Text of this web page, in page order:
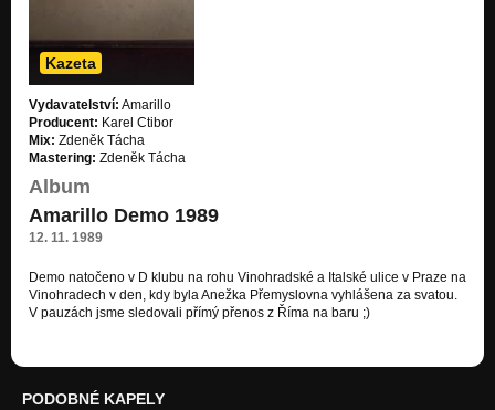
Kazeta
Vydavatelství: Amarillo
Producent: Karel Ctibor
Mix: Zdeněk Tácha
Mastering: Zdeněk Tácha
Album
Amarillo Demo 1989
12. 11. 1989
Demo natočeno v D klubu na rohu Vinohradské a Italské ulice v Praze na
Vinohradech v den, kdy byla Anežka Přemyslovna vyhlášena za svatou.
V pauzách jsme sledovali přímý přenos z Říma na baru ;)
PODOBNÉ KAPELY